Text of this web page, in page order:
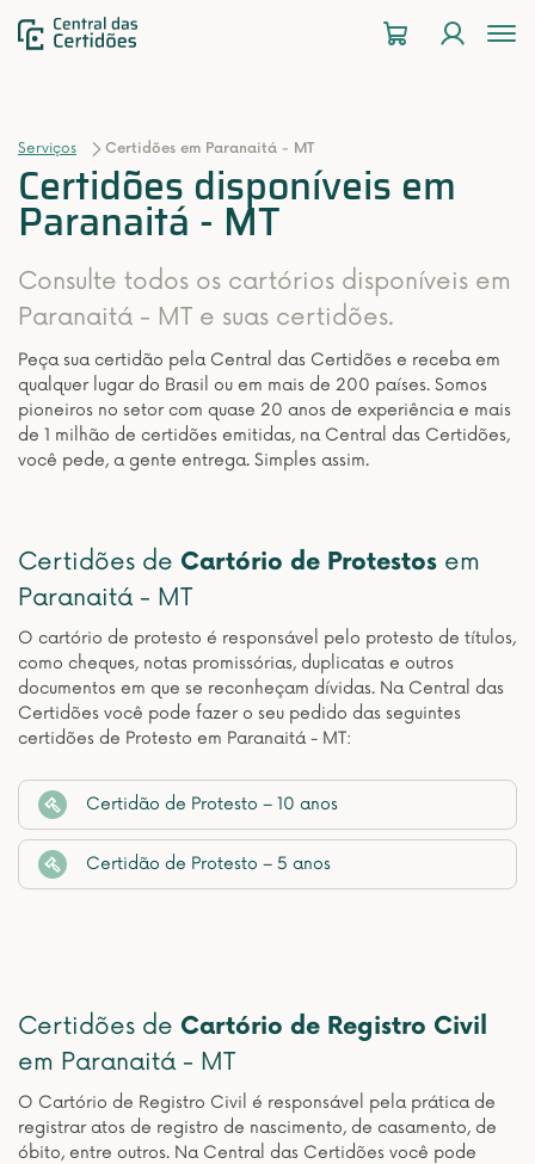
Serviços Certidões em Paranaitá - MT
Certidões disponíveis em
Paranaitá - MT
Consulte todos os cartórios disponíveis em
Paranaitá - MT e suas certidões.
Peça sua certidão pela Central das Certidões e receba em
qualquer lugar do Brasil ou em mais de 200 países. Somos
pioneiros no setor com quase 20 anos de experiência e mais
de 1 milhão de certidões emitidas, na Central das Certidões,
você pede, a gente entrega. Simples assim.
Certidões de Cartório de Protestos em
Paranaitá - MT
O cartório de protesto é responsável pelo protesto de títulos,
como cheques, notas promissórias, duplicatas e outros
documentos em que se reconheçam dívidas. Na Central das
Certidões você pode fazer o seu pedido das seguintes
certidões de Protesto em Paranaitá - MT:
Certidão de Protesto – 10 anos
Certidão de Protesto – 5 anos
Certidões de Cartório de Registro Civil
em Paranaitá - MT
O Cartório de Registro Civil é responsável pela prática de
registrar atos de registro de nascimento, de casamento, de
óbito, entre outros. Na Central das Certidões você pode